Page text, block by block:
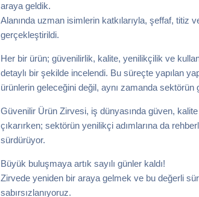
araya geldik.
Alanında uzman isimlerin katkılarıyla, şeffaf, titiz
gerçekleştirildi.
Her bir ürün; güvenilirlik, kalite, yenilikçilik ve
detaylı bir şekilde incelendi. Bu süreçte yapılan
ürünlerin geleceğini değil, aynı zamanda
Güvenilir Ürün Zirvesi, iş dünyasında güven,
çıkarırken; sektörün yenilikçi adımlarına da
sürdürüyor.
Büyük buluşmaya artık sayılı günler kaldı!
Zirvede yeniden bir araya gelmek ve bu değerli
sabırsızlanıyoruz.